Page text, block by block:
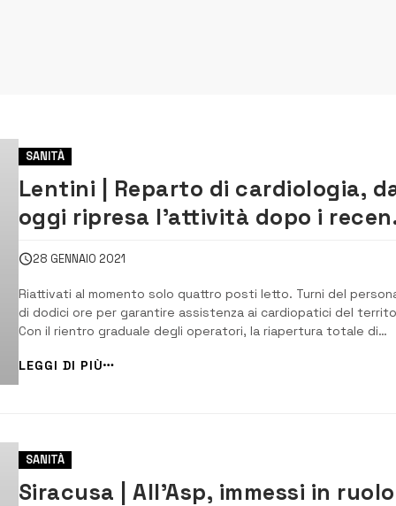
SANITÀ
Lentini | Reparto di cardiologia,
oggi ripresa l’attività dopo i
casi di Covid
28 GENNAIO 2021
Riattivati al momento solo quattro posti letto. Turni del
di dodici ore per garantire assistenza ai cardiopatici del
Con il rientro graduale degli operatori, la riapertura totale di
riattivati all’ospedale di Lentini quattro posti letto, due di
...
LEGGI DI PIÙ
SANITÀ
Siracusa | All’Asp, immessi in ruolo